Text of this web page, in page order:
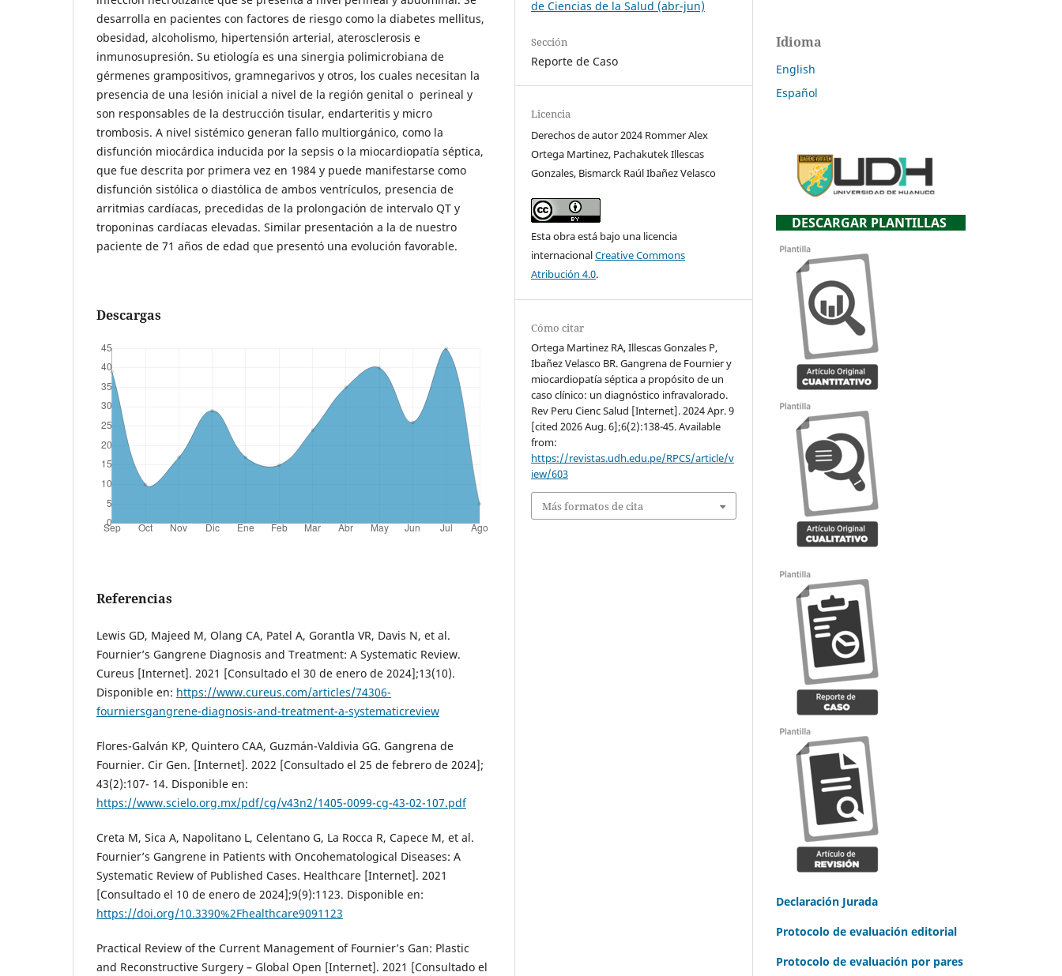
desarrolla en pacientes con factores de riesgo como la diabetes mellitus,
obesidad, alcoholismo, hipertensión arterial, aterosclerosis e
inmunosupresión. Su etiología es una sinergia polimicrobiana de
gérmenes grampositivos, gramnegarivos y otros, los cuales necesitan la
presencia de una lesión inicial a nivel de la región genital o perineal y
son responsables de la destrucción tisular, endarteritis y micro
trombosis. A nivel sistémico generan fallo multiorgánico, como la
disfunción miocárdica inducida por la sepsis o la miocardiopatía séptica,
que fue descrita por primera vez en 1984 y puede manifestarse como
disfunción sistólica o diastólica de ambos ventrículos, presencia de
arritmias cardíacas, precedidas de la prolongación de intervalo QT y
troponinas cardíacas elevadas. Similar presentación a la de nuestro
paciente de 71 años de edad que presentó una evolución favorable.
Descargas
Referencias
Lewis GD, Majeed M, Olang CA, Patel A, Gorantla VR, Davis N, et al.
Fournier’s Gangrene Diagnosis and Treatment: A Systematic Review.
Cureus [Internet]. 2021 [Consultado el 30 de enero de 2024];13(10).
Disponible en: https://www.cureus.com/articles/74306-
fourniersgangrene-diagnosis-and-treatment-a-systematicreview
Flores-Galván KP, Quintero CAA, Guzmán-Valdivia GG. Gangrena de
Fournier. Cir Gen. [Internet]. 2022 [Consultado el 25 de febrero de 2024];
43(2):107- 14. Disponible en:
https://www.scielo.org.mx/pdf/cg/v43n2/1405-0099-cg-43-02-107.pdf
Creta M, Sica A, Napolitano L, Celentano G, La Rocca R, Capece M, et al.
Fournier’s Gangrene in Patients with Oncohematological Diseases: A
Systematic Review of Published Cases. Healthcare [Internet]. 2021
[Consultado el 10 de enero de 2024];9(9):1123. Disponible en:
https://doi.org/10.3390%2Fhealthcare9091123
Practical Review of the Current Management of Fournier’s Gan: Plastic
and Reconstructive Surgery – Global Open [Internet]. 2021 [Consultado el
de Ciencias de la Salud (abr-jun)
Sección
Reporte de Caso
Licencia
Derechos de autor 2024 Rommer Alex
Ortega Martinez, Pachakutek Illescas
Gonzales, Bismarck Raúl Ibañez Velasco
Esta obra está bajo una licencia
internacionalCreative Commons
Atribución 4.0.
Cómo citar
Ortega Martinez RA, Illescas Gonzales P,
Ibañez Velasco BR. Gangrena de Fournier y
miocardiopatía séptica a propósito de un
caso clínico: un diagnóstico infravalorado.
Rev Peru Cienc Salud [Internet]. 2024 Apr. 9
[cited 2026 Aug. 6];6(2):138-45. Available
from:
https://revistas.udh.edu.pe/RPCS/article/v
iew/603
Más formatos de cita
Idioma
English
Español
DESCARGAR PLANTILLAS
Declaración Jurada
Protocolo de evaluación editorial
Protocolo de evaluación por pares